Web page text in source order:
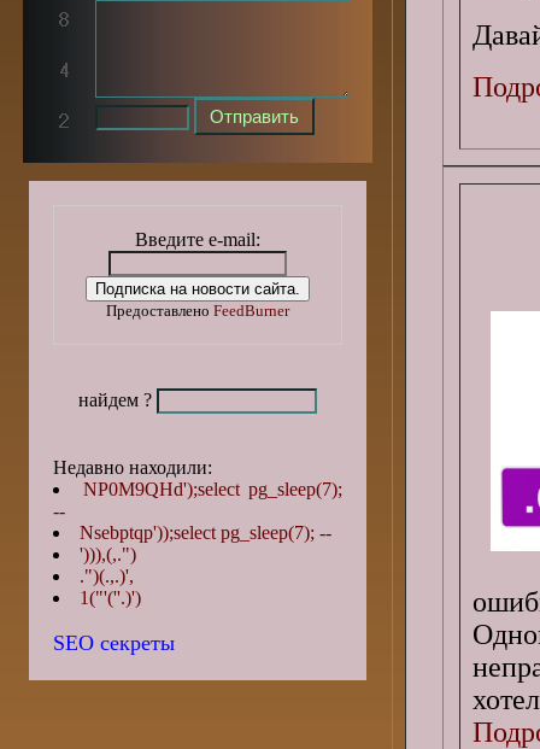
Введите e-mail:
Предоставлено FeedBurner
найдем ?
Недавно находили:
NP0M9QHd');select pg_sleep(7);
--
Nsebptqp'));select pg_sleep(7); --
'))),(,.")
.")(.,.)',
1("'(''.)')
SEO секреты